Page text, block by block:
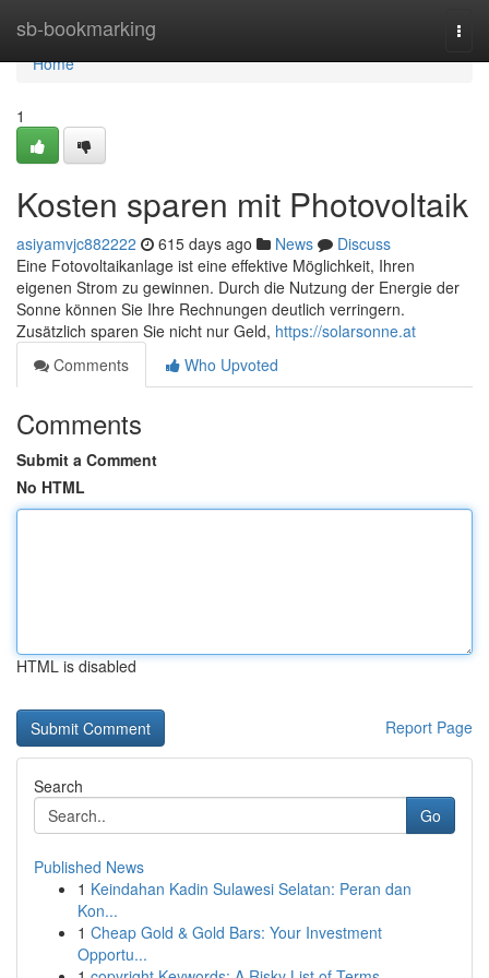
sb-bookmarking
Home
Home
1
Kosten sparen mit Photovoltaik
asiyamvjc882222 615 days ago News
Discuss
Eine Fotovoltaikanlage ist eine effektive Möglichkeit, Ihren
eigenen Strom zu gewinnen. Durch die Nutzung der Energie der
Sonne können Sie Ihre Rechnungen deutlich verringern.
Zusätzlich sparen Sie nicht nur Geld, https://solarsonne.at
Comments
Who Upvoted
Comments
Submit a Comment
No HTML
HTML is disabled
Report Page
Search
Go
Published News
1 Keindahan Kadin Sulawesi Selatan: Peran dan
Kon...
1 Cheap Gold & Gold Bars: Your Investment
Opportu...